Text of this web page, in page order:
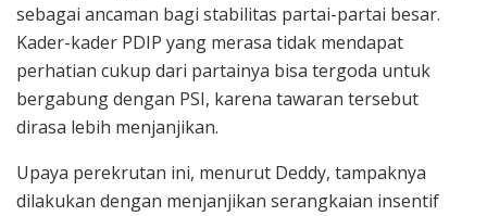
sebagai ancaman bagi stabilitas partai-partai besar.
Kader-kader PDIP yang merasa tidak mendapat
perhatian cukup dari partainya bisa tergoda untuk
bergabung dengan PSI, karena tawaran tersebut
dirasa lebih menjanjikan.
Upaya perekrutan ini, menurut Deddy, tampaknya
dilakukan dengan menjanjikan serangkaian insentif